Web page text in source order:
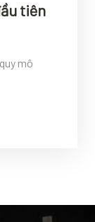
tiên
mô